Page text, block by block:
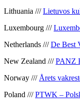
Lithuania ///Lietuvos
Luxembourg ///
Netherlands ///De Best
New Zealand ///PANZ
Norway /// Årets
Poland ///PTWK –